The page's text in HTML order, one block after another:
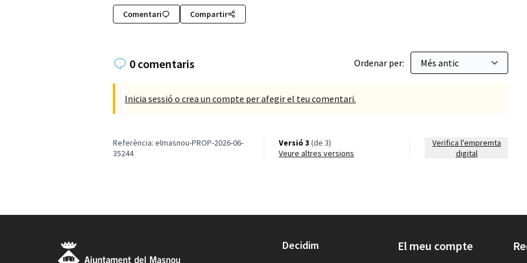
Comentari Compartir
0 comentaris Ordenar per:
Inicia sessió o crea un compte per afegir el teu comentari.
Referència: elmasnou-PROP-2026-06-
35244
Versió 3 (de 3)
veure altres versions
Verifica l'empremta
digital
Decidim El meu compte